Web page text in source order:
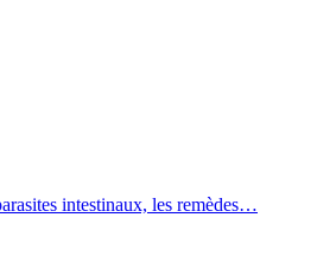
intestinaux, les remèdes…